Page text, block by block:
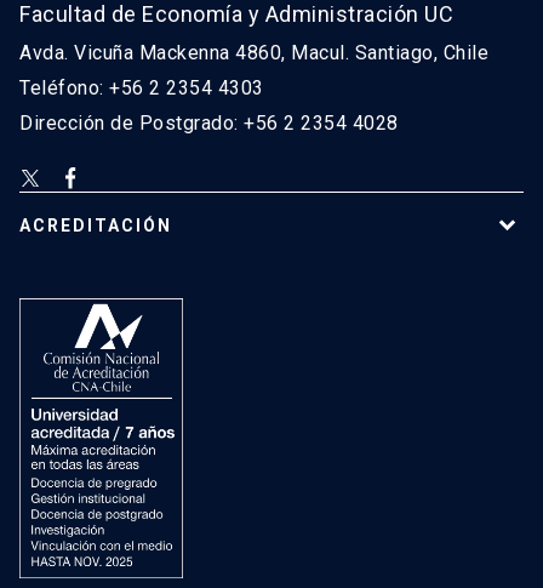
Facultad de Economía y Administración UC
Avda. Vicuña Mackenna 4860, Macul. Santiago, Chile
Teléfono: +56 2 2354 4303
Dirección de Postgrado: +56 2 2354 4028
ACREDITACIÓN